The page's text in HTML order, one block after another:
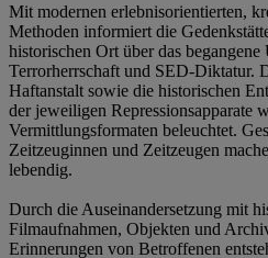
Mit modernen erlebnisorientierten,
Methoden informiert die
historischen Ort über das
Terrorherrschaft und SED-Diktatur.
Haftanstalt sowie die historischen
der jeweiligen Repressionsapparate
Vermittlungsformaten beleuchtet.
Zeitzeuginnen und Zeitzeugen
lebendig.
Durch die Auseinandersetzung mit
Filmaufnahmen, Objekten und
Erinnerungen von Betroffenen